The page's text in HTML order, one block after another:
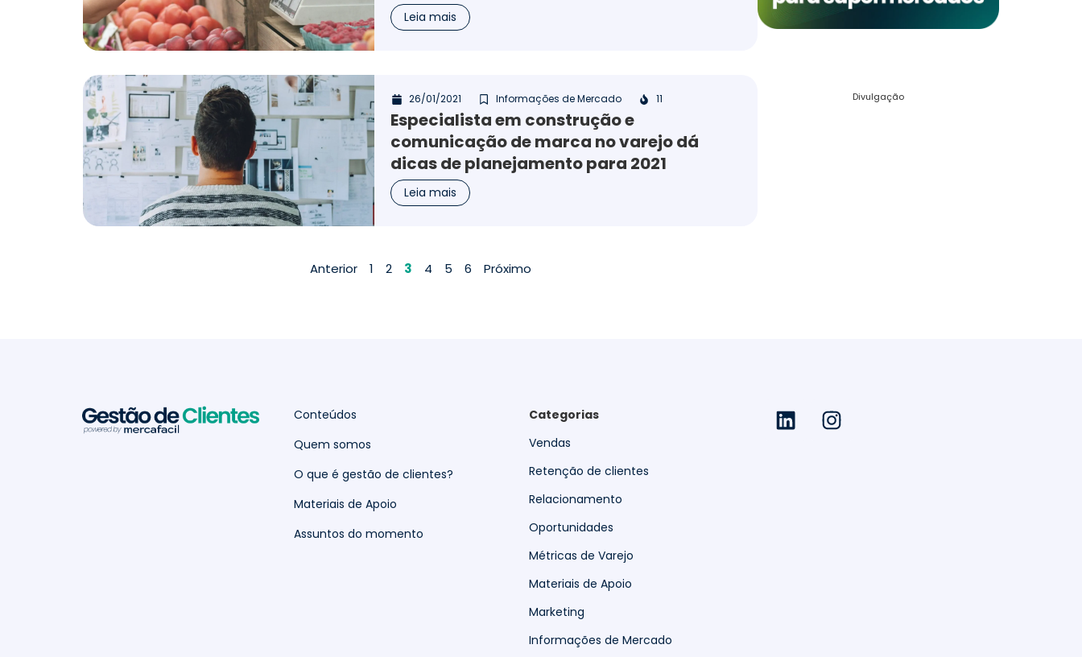
Leia mais
26/01/2021 Informações de Mercado 11
Especialista em construção e
comunicação de marca no varejo dá
dicas de planejamento para 2021
Leia mais
Anterior 1 2 3 4 5 6 Próximo
Divulgação
Conteúdos
Quem somos
O que é gestão de clientes?
Materiais de Apoio
Assuntos do momento
Categorias
Vendas
Retenção de clientes
Relacionamento
Oportunidades
Métricas de Varejo
Materiais de Apoio
Marketing
Informações de Mercado